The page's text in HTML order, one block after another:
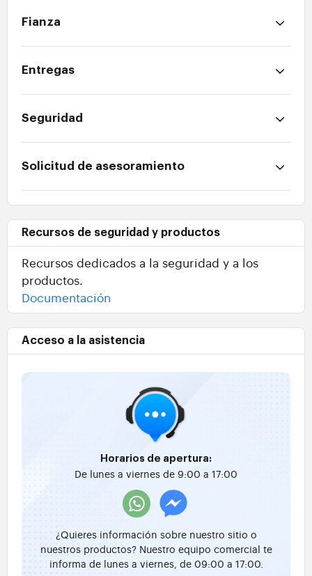
Fianza
Entregas
Seguridad
Solicitud de asesoramiento
Recursos de seguridad y productos
Recursos dedicados a la seguridad y a los
productos.
Documentación
Acceso a la asistencia
Horarios de apertura:
De lunes a viernes de 9:00 a 17:00
¿Quieres información sobre nuestro sitio o
nuestros productos? Nuestro equipo comercial te
informa de lunes a viernes, de 09:00 a 17:00.